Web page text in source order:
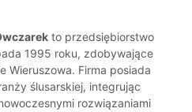
to przedsiębiorstwo
1995 roku, zdobywające
Wieruszowa. Firma posiada
ślusarskiej, integrując
rozwiązaniami